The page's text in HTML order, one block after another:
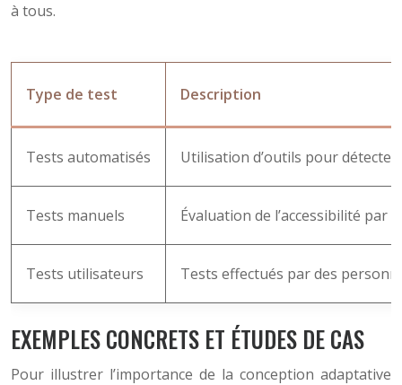
à tous.
Type de test Description
Tests automatisés Utilisation d’outils pour
Tests manuels Évaluation de l’accessibilité par
Tests utilisateurs Tests effectués par des
EXEMPLES CONCRETS ET ÉTUDES DE CAS
Pour illustrer l’importance de la conception adaptative